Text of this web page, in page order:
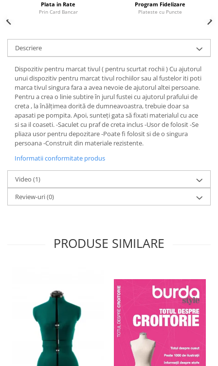
Plata in Rate
Prin Card Bancar
Program Fidelizare
Plateste cu Puncte
Descriere
Dispozitiv pentru marcat tivul ( pentru scurtat rochii ) Cu ajutorul
unui dispozitiv pentru marcat tivul rochiilor sau al fustelor iti poti
marca tivul singura fara a avea nevoie de ajutorul altei persoane.
Pentru a crea o linie subtire în jurul fustei cu ajutorul prafului de
creta , la înălțimea dorită de dumneavoastra, trebuie doar sa
apasati pe pompita. Apoi, sunteți gata să fixati materialul cu ace
si sa il coaseti. -Saculet cu praf de creta inclus -Usor de folosit -Se
pliaza usor pentru depozitare -Poate fi folosit si de o singura
persoana -Construit din materiale rezistente.
Informatii conformitate produs
Video (1)
Review-uri(0)
PRODUSE SIMILARE